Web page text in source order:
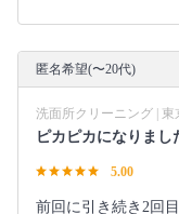
匿名希望(〜20代)
洗面所クリーニング | 東
ピカピカになりまし
5.00
前回に引き続き2回